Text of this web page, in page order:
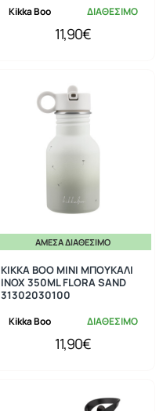
Kikka Boo ΔΙΑΘΕΣΙΜΟ
11,90€
ΆΜΕΣΑ ΔΙΑΘΈΣΙΜΟ
Kikka Boo ΔΙΑΘΕΣΙΜΟ
KIKKA BOO MINI ΜΠΟΥΚΑΛΙ
INOX 350ML FLORA SAND
31302030100
11,90€